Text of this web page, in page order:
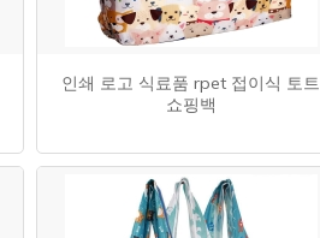
인쇄 로고 식료품 rpet 접이식 토트
쇼핑백